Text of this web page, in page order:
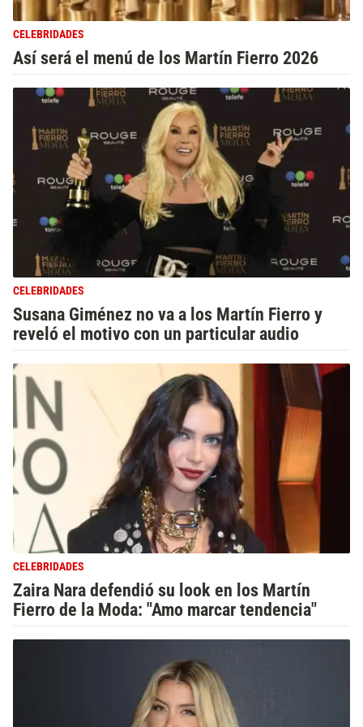
CELEBRIDADES
Así será el menú de los Martín Fierro 2026
CELEBRIDADES
Susana Giménez no va a los Martín Fierro y
reveló el motivo con un particular audio
CELEBRIDADES
Zaira Nara defendió su look en los Martín
Fierro de la Moda: "Amo marcar tendencia"